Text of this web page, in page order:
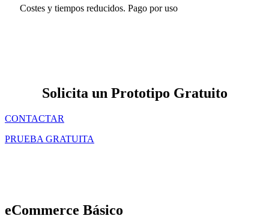
Costes y tiempos reducidos. Pago por uso
Solicita un Prototipo Gratuito
CONTACTAR
PRUEBA GRATUITA
eCommerce Básico